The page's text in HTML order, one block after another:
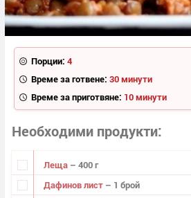
Порции: 4
Време за готвене: 30 минути
Време за приготвяне: 10 минути
Необходими продукти
Леща – 400 г
Дафинов лист – 1 брой